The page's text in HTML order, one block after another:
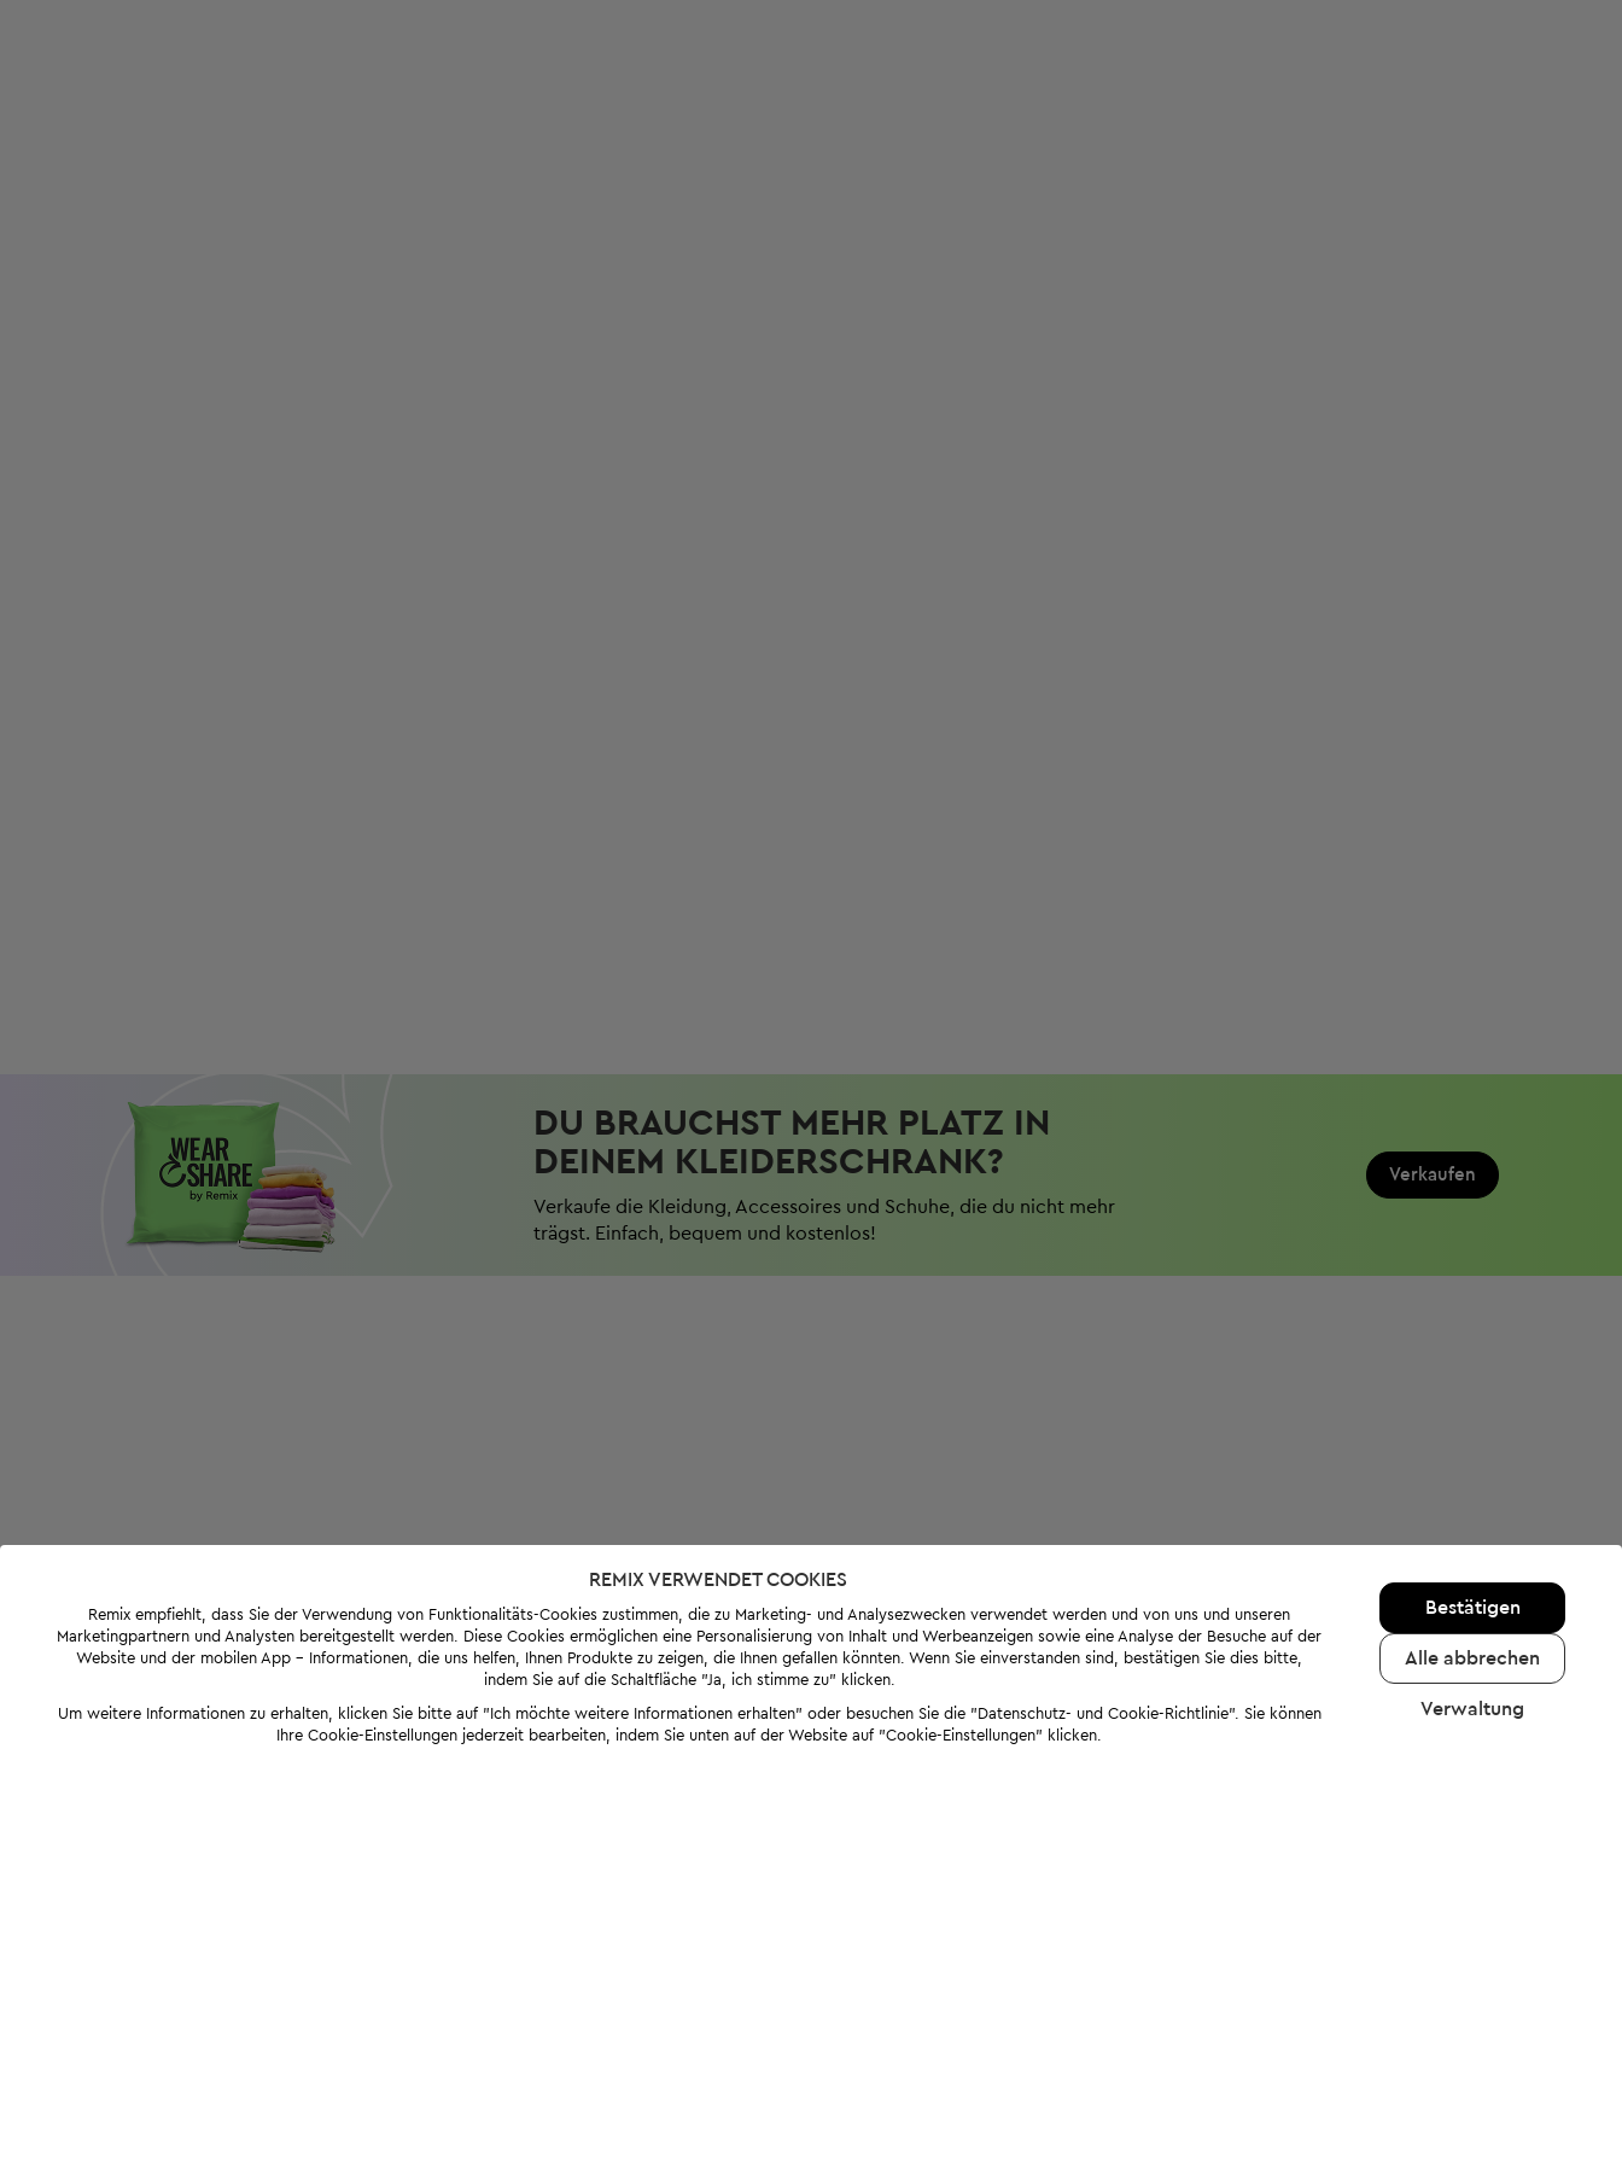
DU BRAUCHST MEHR PLATZ IN
DEINEM KLEIDERSCHRANK?
Verkaufe die Kleidung, Accessoires und Schuhe, die du nicht mehr
trägst. Einfach, bequem und kostenlos!
Verkaufen
REMIX VERWENDET COOKIES
Remix empfiehlt, dass Sie der Verwendung von Funktionalitäts-Cookies zustimmen, die zu Marketing- und Analysezwecken verwendet werden und von uns und unseren
Marketingpartnern und Analysten bereitgestellt werden. Diese Cookies ermöglichen eine Personalisierung von Inhalt und Werbeanzeigen sowie eine Analyse der Besuche auf der
Website und der mobilen App - Informationen, die uns helfen, Ihnen Produkte zu zeigen, die Ihnen gefallen könnten. Wenn Sie einverstanden sind, bestätigen Sie dies bitte,
indem Sie auf die Schaltfläche "Ja, ich stimme zu" klicken.
Um weitere Informationen zu erhalten, klicken Sie bitte auf "Ich möchte weitere Informationen erhalten" oder besuchen Sie die "Datenschutz- und Cookie-Richtlinie". Sie können
Ihre Cookie-Einstellungen jederzeit bearbeiten, indem Sie unten auf der Website auf "Cookie-Einstellungen" klicken.
Bestätigen
Alle abbrechen
Verwaltung